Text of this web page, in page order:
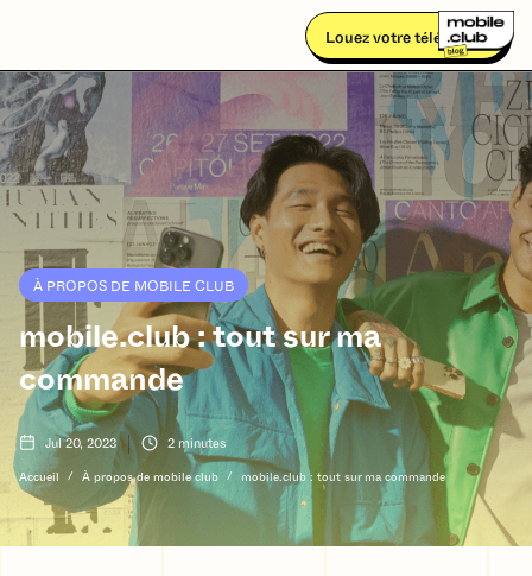
Louez votre téléphone
À PROPOS DE MOBILE CLUB
mobile.club : tout sur ma
commande
Jul 20, 2023 2 minutes
Accueil / À propos de mobile club / mobile.club : tout sur ma commande